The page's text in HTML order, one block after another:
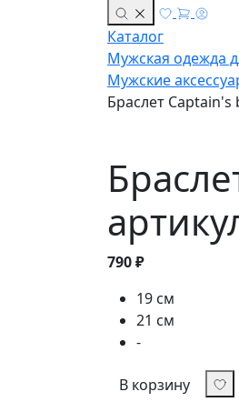
Каталог
Мужская одежда
Мужские
Браслет Captain's
790 ₽
19 см
21 см
-
В корзину